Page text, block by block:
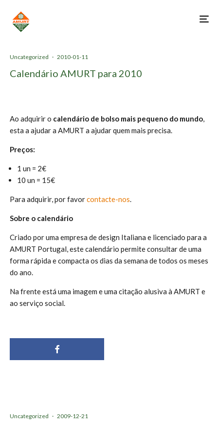
Uncategorized · 2010-01-11
Calendário AMURT para 2010
Ao adquirir o calendário de bolso mais pequeno do mundo,
esta a ajudar a AMURT a ajudar quem mais precisa.
Preços:
1 un = 2€
10 un = 15€
Para adquirir, por favorcontacte-nos.
Sobre o calendário
Criado por uma empresa de design Italiana e licenciado para a
AMURT Portugal, este calendário permite consultar de uma
forma rápida e compacta os dias da semana de todos os meses
do ano.
Na frente está uma imagem e uma citação alusiva à AMURT e
ao serviço social.
Uncategorized · 2009-12-21